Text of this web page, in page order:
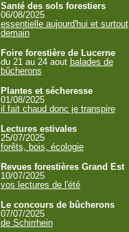
Santé des sols forestiers
06/08/2025
essentielle aujourd'hui et surtout
demain
Foire forestière de Lucerne
du 21 au 24 aout balades de
bûcherons
Plantes et sécheresse
01/08/2025
il fait chaud donc je transpire
Lectures estivales
25/07/2025
forêts, bois, écologie
Revues forestières Grand Est
10/07/2025
vos lectures de l'été
Le concours de bûcherons
07/07/2025
de Schirrhein